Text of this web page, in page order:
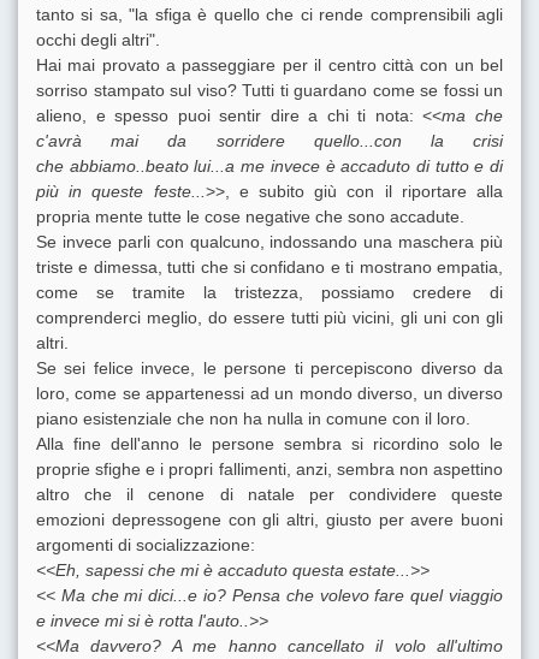
tanto si sa, "la sfiga è quello che ci rende comprensibili agli
occhi degli altri".
Hai mai provato a passeggiare per il centro città con un bel
sorriso stampato sul viso? Tutti ti guardano come se fossi un
alieno, e spesso puoi sentir dire a chi ti nota: <<ma che
c'avrà mai da sorridere quello...con la crisi
che abbiamo..beato lui...a me invece è accaduto di tutto e di
più in queste feste... >>, e subito giù con il riportare alla
propria mente tutte le cose negative che sono accadute.
Se invece parli con qualcuno, indossando una maschera più
triste e dimessa, tutti che si confidano e ti mostrano empatia,
come se tramite la tristezza, possiamo credere di
comprenderci meglio, do essere tutti più vicini, gli uni con gli
altri.
Se sei felice invece, le persone ti percepiscono diverso da
loro, come se appartenessi ad un mondo diverso, un diverso
piano esistenziale che non ha nulla in comune con il loro.
Alla fine dell'anno le persone sembra si ricordino solo le
proprie sfighe e i propri fallimenti, anzi, sembra non aspettino
altro che il cenone di natale per condividere queste
emozioni depressogene con gli altri, giusto per avere buoni
argomenti di socializzazione:
<<Eh, sapessi che mi è accaduto questa estate...>>
<< Ma che midici...e io? Pensa che volevo fare quel viaggio
e invece mi si è rotta l'auto..>>
<<Ma davvero? A me hanno cancellato il volo all'ultimo